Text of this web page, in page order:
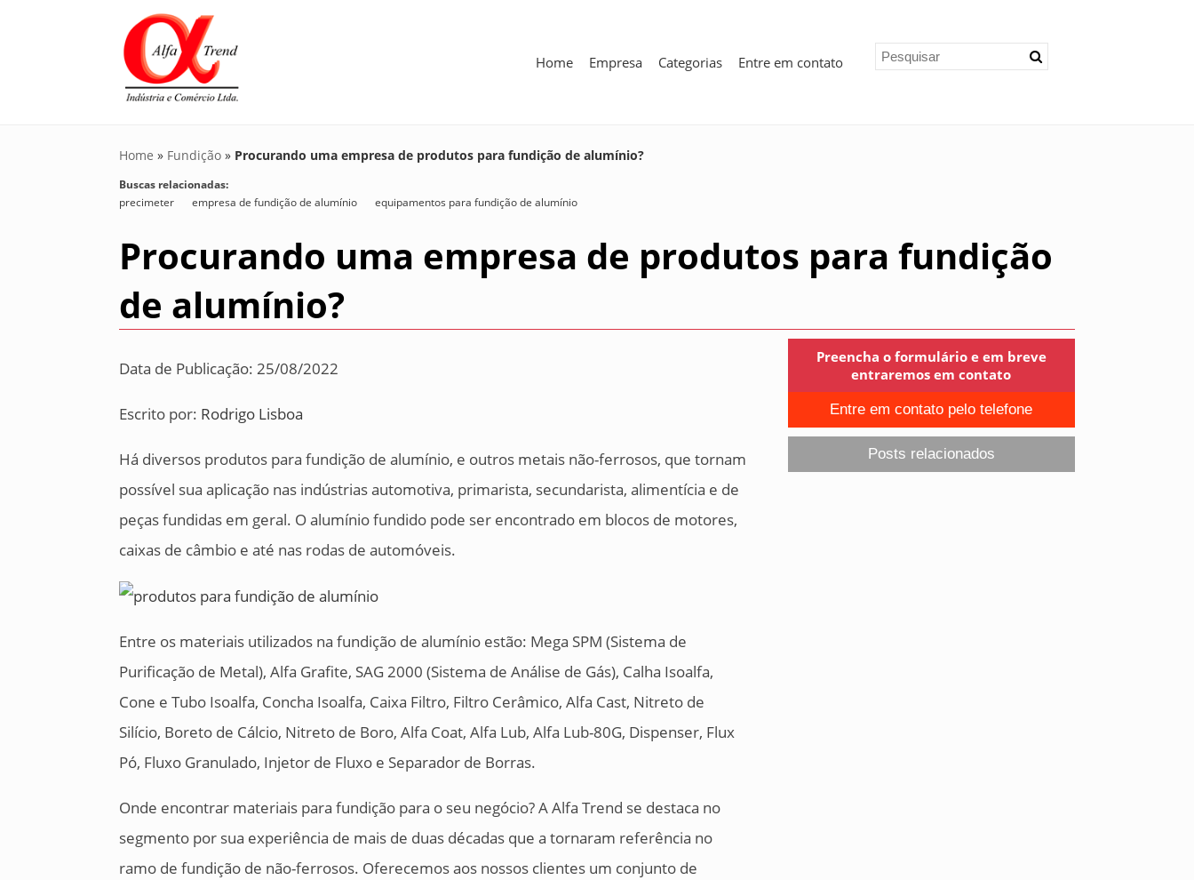
Home Empresa Categorias Entre em contato
Home » Fundição » Procurando uma empresa de produtos para fundição de alumínio?
Buscas relacionadas:
precimeter
empresa de fundição de alumínio equipamentos para fundição de alumínio
Procurando uma empresa de produtos para fundição
de alumínio?
Data de Publicação: 25/08/2022
Escrito por: Rodrigo Lisboa
Há diversos produtos para fundição de alumínio, e outros metais não-ferrosos, que tornam
possível sua aplicação nas indústrias automotiva, primarista, secundarista, alimentícia e de
peças fundidas em geral. O alumínio fundido pode ser encontrado em blocos de motores,
caixas de câmbio e até nas rodas de automóveis.
Entre os materiais utilizados na fundição de alumínio estão: Mega SPM (Sistema de
Purificação de Metal), Alfa Grafite, SAG 2000 (Sistema de Análise de Gás), Calha Isoalfa,
Cone e Tubo Isoalfa, Concha Isoalfa, Caixa Filtro, Filtro Cerâmico, Alfa Cast, Nitreto de
Silício, Boreto de Cálcio, Nitreto de Boro, Alfa Coat, Alfa Lub, Alfa Lub-80G, Dispenser, Flux
Pó, Fluxo Granulado, Injetor de Fluxo e Separador de Borras.
Onde encontrar materiais para fundição para o seu negócio? A Alfa Trend se destaca no
segmento por sua experiência de mais de duas décadas que a tornaram referência no
ramo de fundição de não-ferrosos. Oferecemos aos nossos clientes um conjunto de
Preencha o formulário e em breve
entraremos em contato
Entre em contato pelo telefone
Posts relacionados